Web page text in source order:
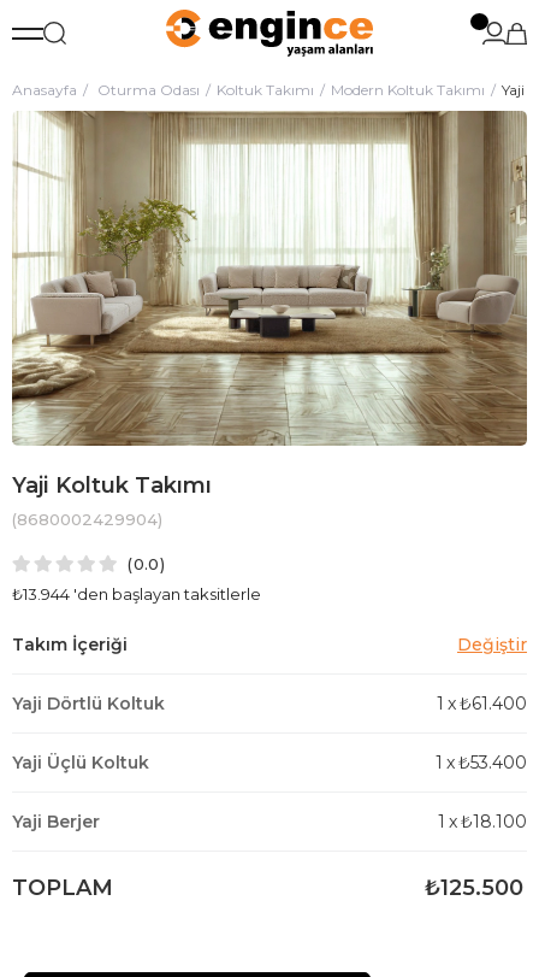
Anasayfa Oturma Odası Koltuk Takımı Modern Koltuk Takımı Yaji
Yaji Koltuk Takımı
(8680002429904)
0.0
₺13.944 'den başlayan taksitlerle
Yaji Dörtlü Koltuk 1 x₺61.400
Yaji Üçlü Koltuk 1 x₺53.400
Yaji Berjer 1 x₺18.100
TOPLAM ₺125.500